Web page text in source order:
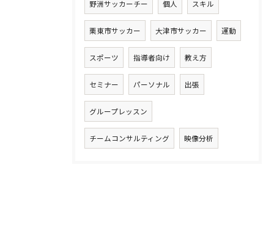
野洲サッカーチー 個人 スキル
栗東市サッカー 大津市サッカー 運動
スポーツ 指導者向け 教え方
セミナー パーソナル 出張
グループレッスン
チームコンサルティング 映像分析